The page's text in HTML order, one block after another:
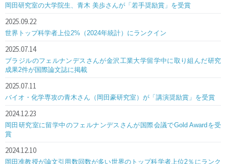
岡田研究室の大学院生、青木 美歩さんが「若手奨励賞」を受賞
2025.09.22
世界トップ科学者上位2%（2024年統計）にランクイン
2025.07.14
ブラジルのフェルナンデスさんが金沢工業大学留学中に取り組んだ研究
成果2件が国際論文誌に掲載
2025.07.11
バイオ・化学専攻の青木さん（岡田豪研究室）が「講演奨励賞」を受賞
2024.12.23
岡田研究室に留学中のフェルナンデスさんが国際会議でGold Awardを受
賞
2024.12.10
岡田准教授が論文引用数回数が多い世界のトップ科学者上位2％にランク